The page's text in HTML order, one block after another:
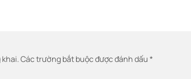
Các trường bắt buộc được đánh dấu*